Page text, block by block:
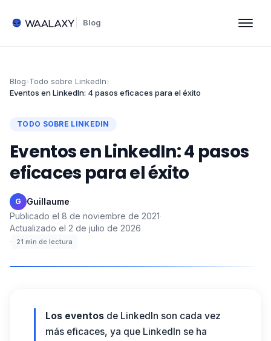
Blog
Blog›Todo sobre LinkedIn›
Eventos en LinkedIn: 4 pasos eficaces para el éxito
TODO SOBRE LINKEDIN
Eventos en LinkedIn: 4 pasos
eficaces para el éxito
G Guillaume·
Publicado el 8 de noviembre de 2021·
Actualizado el 2 de julio de 2026
·
21 min de lectura
Los eventos de LinkedIn son cada vez
más eficaces, ya que LinkedIn se ha